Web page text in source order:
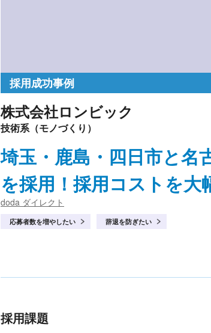
採用成功事例
株式会社ロンビック
技術系（モノづくり）
埼玉・鹿島・四日市と名
を採用！採用コストを大
doda ダイレクト
応募者数を増やしたい 辞退を防ぎたい
採用課題